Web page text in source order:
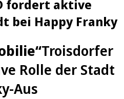
fordert aktive
bei Happy Franky
Troisdorfer
Rolle der Stadt
Aus